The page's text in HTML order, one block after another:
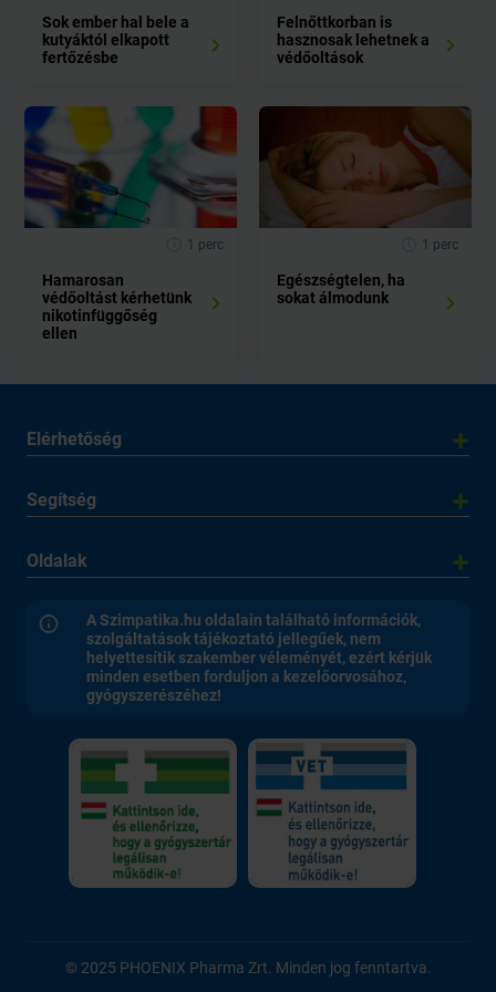
Sok ember hal bele a
kutyáktól elkapott
fertőzésbe
Felnőttkorban is
hasznosak lehetnek a
védőoltások
1 perc
Hamarosan
védőoltást kérhetünk
nikotinfüggőség
ellen
1 perc
Egészségtelen, ha
sokat álmodunk
Elérhetőség
Segítség
Oldalak
A Szimpatika.hu oldalain található információk,
szolgáltatások tájékoztató jellegűek, nem
helyettesítik szakember véleményét, ezért kérjük
minden esetben forduljon a kezelőorvosához,
gyógyszerészéhez!
© 2025 PHOENIX Pharma Zrt. Minden jog fenntartva.